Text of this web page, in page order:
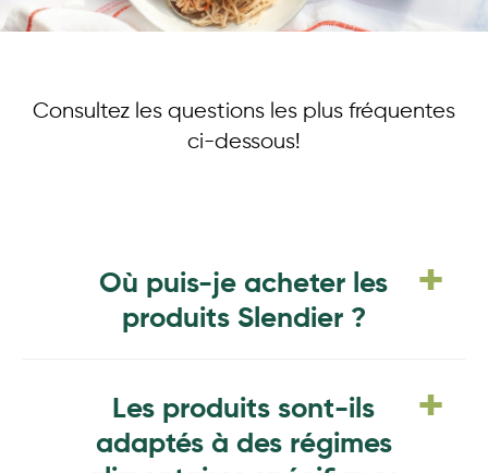
Consultez les questions les plus fréquentes
ci-dessous!
Où puis-je acheter les
produits Slendier ?
+
de nombreux grands supermarchés et magasins
bio ou diététiques. Vous pouvez également
acheter les produits Slendier directement sur
Les produits sont-ils
adaptés à des régimes
+